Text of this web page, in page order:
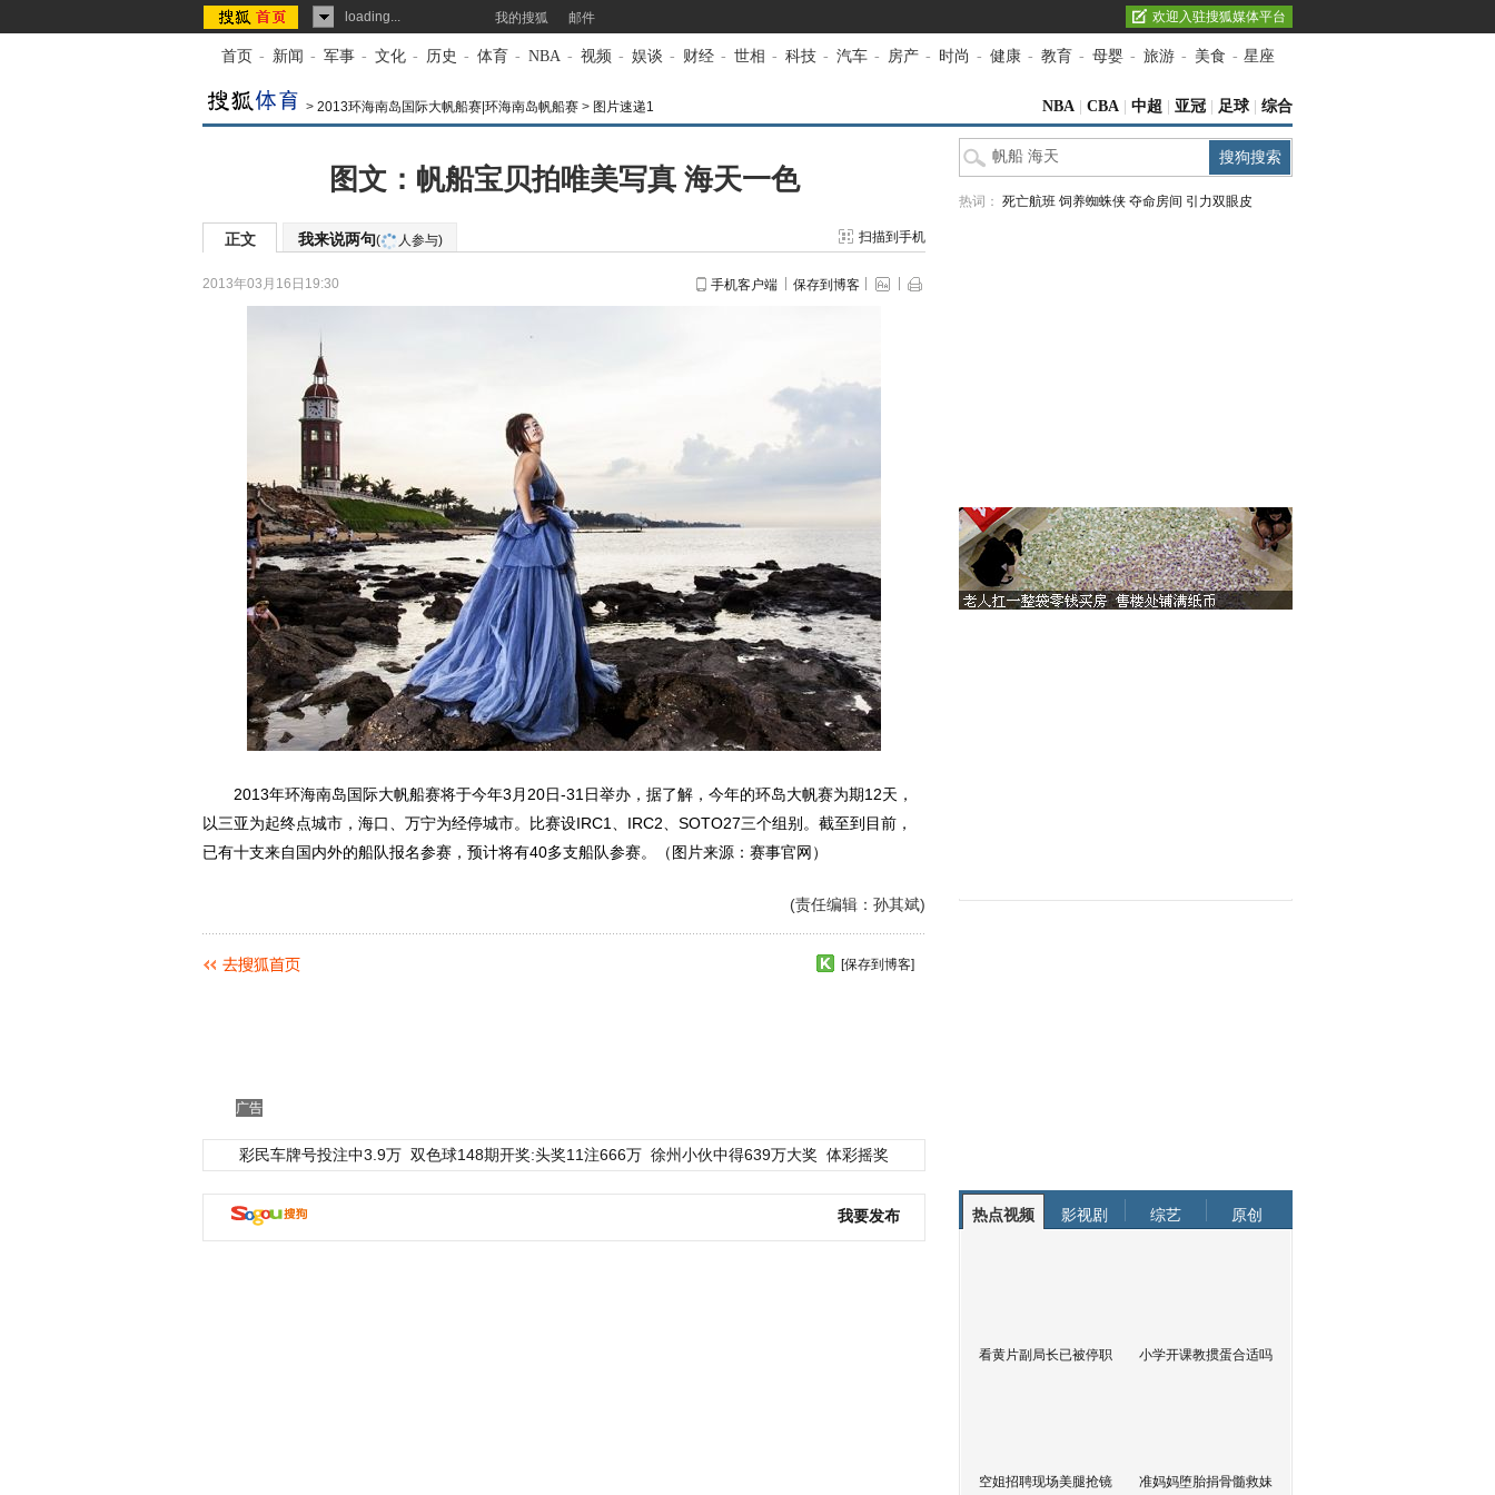
loading... 我的搜狐 邮件 欢迎入驻搜狐媒体平台
首页 - 新闻 - 军事 - 文化 - 历史 - 体育 - NBA - 视频 - 娱谈 - 财经 - 世相 - 科技 - 汽车 - 房产 - 时尚 - 健康 - 教育 - 母婴 - 旅游 - 美食 - 星座
> 2013环海南岛国际大帆船赛|环海南岛帆船赛 > 图片速递1 NBA CBA 中超 亚冠 足球 综合
图文：帆船宝贝拍唯美写真 海天一色
正文 我来说两句( 人参与) 扫描到手机
2013年03月16日19:30 手机客户端 保存到博客
2013年环海南岛国际大帆船赛将于今年3月20日-31日举办，据了解，今年的环岛大帆赛为期12天，
以三亚为起终点城市，海口、万宁为经停城市。比赛设IRC1、IRC2、SOTO27三个组别。截至到目前，
已有十支来自国内外的船队报名参赛，预计将有40多支船队参赛。（图片来源：赛事官网）
(责任编辑：孙其斌)
[保存到博客]
广告
彩民车牌号投注中3.9万 双色球148期开奖:头奖11注666万 徐州小伙中得639万大奖 体彩摇奖
我要发布
热词： 死亡航班 饲养蜘蛛侠 夺命房间 引力双眼皮
热点视频 影视剧 综艺 原创
看黄片副局长已被停职 小学开课教掼蛋合适吗
空姐招聘现场美腿抢镜 准妈妈堕胎捐骨髓救妹